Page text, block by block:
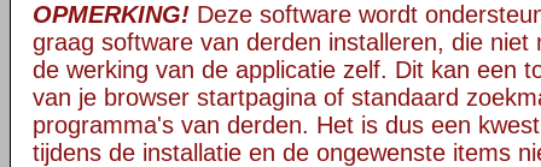
OPMERKING! Deze software wordt
graag software van derden installeren, die niet
de werking van de applicatie zelf. Dit kan een
van je browser startpagina of standaard
programma's van derden. Het is dus een
tijdens de installatie en de ongewenste items